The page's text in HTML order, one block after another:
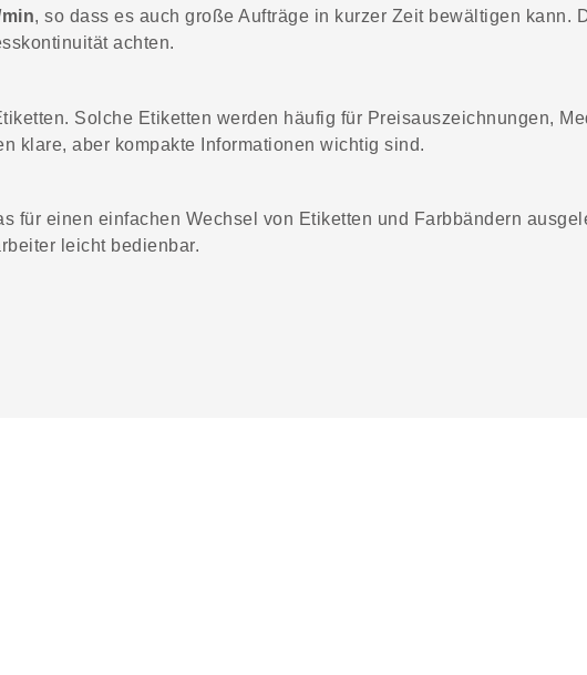
, so dass es auch große Aufträge in kurzer Zeit bewältigen kann.
achten.
Solche Etiketten werden häufig für Preisauszeichnungen,
klare, aber kompakte Informationen wichtig sind.
für einen einfachen Wechsel von Etiketten und Farbbändern
leicht bedienbar.